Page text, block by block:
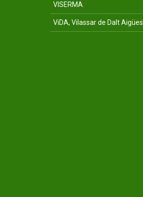
VISERMA
ViDA, Vilassar de Dalt Aigües